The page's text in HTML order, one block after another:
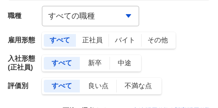
雇用形態 すべて 正社員 バイト その他
入社形態
(正社員)
すべて 新卒 中途
評価別 すべて 良い点 不満な点
職種